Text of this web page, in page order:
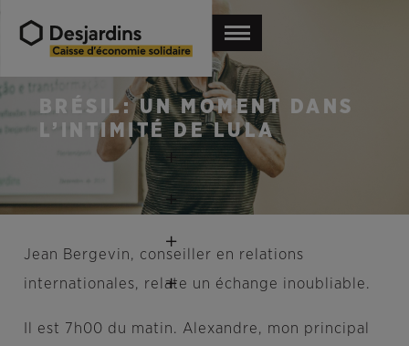
BRÉSIL: UN MOMENT DANS
L’INTIMITÉ DE LULA
Jean Bergevin, conseiller en relations
internationales, relate un échange inoubliable.
Il est 7h00 du matin. Alexandre, mon principal